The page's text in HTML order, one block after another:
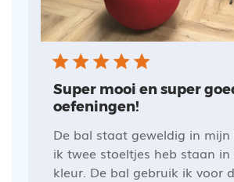
Super mooi en super
oefeningen!
De bal staat geweldig in
ik twee stoeltjes heb staan in
kleur. De bal gebruik ik voor